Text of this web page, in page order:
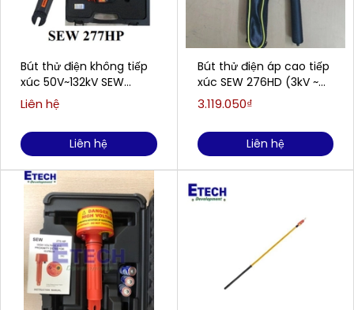
Bút thử điện không tiếp
xúc 50V~132kV SEW
277HP
Liên hệ
Liên hệ
Bút thử điện áp cao tiếp
xúc SEW 276HD (3kV ~
24kV AC; 354 - 1005
3.119.050₫
Liên hệ